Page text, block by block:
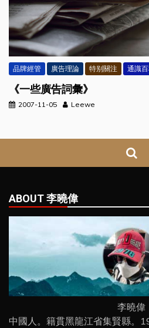
品牌經管 廣告理論 特别關注 通識
《一些廣告詞彙》
2007-11-05 Leewe
ABOUT 李曉偉
李曉偉
中國人。籍貫黑龍江省集賢縣。